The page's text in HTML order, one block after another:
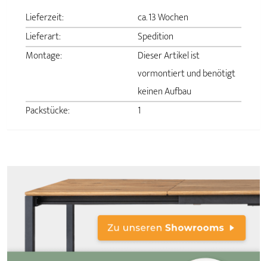
Lieferzeit:
ca. 13 Wochen
Lieferart:
Spedition
Montage:
Dieser Artikel ist
vormontiert und benötigt
keinen Aufbau
Packstücke:
1